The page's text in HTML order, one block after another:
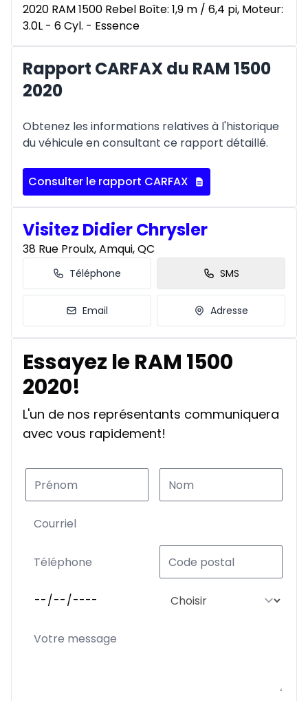
2020 RAM 1500 Rebel Boîte: 1,9 m / 6,4 pi, Moteur:
3.0L - 6 Cyl. - Essence
Rapport CARFAX du RAM 1500
2020
Obtenez les informations relatives à l'historique
du véhicule en consultant ce rapport détaillé.
Consulter le rapport CARFAX
Visitez Didier Chrysler
38 Rue Proulx, Amqui, QC
Téléphone SMS
Email Adresse
Essayez le RAM 1500
2020!
L'un de nos représentants communiquera
avec vous rapidement!